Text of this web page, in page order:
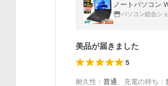
パソコン総合シ
美品が届きました
5
耐久性 ： 普通 充電の持ち ：